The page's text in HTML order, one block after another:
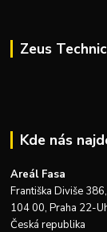
Zeus
Kde nás
Areál Fasa
Františka Diviše 386,
104 00, Praha 22-
Česká republika